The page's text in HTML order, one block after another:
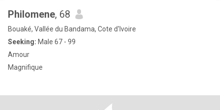
Philomene, 68
Bouaké, Vallée du Bandama, Cote d'Ivoire
Seeking: Male 67 - 99
Amour
Magnifique